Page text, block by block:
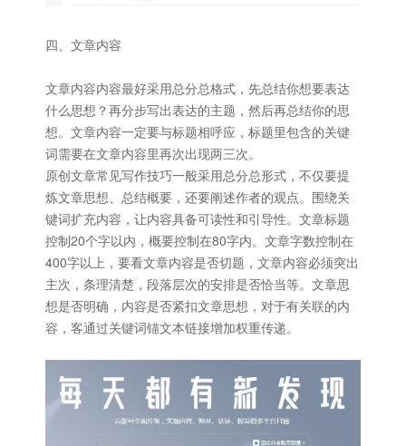
四、文章内容
文章内容内容最好采用总分总格式，先总结你想要表达
什么思想？再分步写出表达的主题，然后再总结你的思
想。文章内容一定要与标题相呼应，标题里包含的关键
词需要在文章内容里再次出现两三次。
原创文章常见写作技巧一般采用总分总形式，不仅要提
炼文章思想、总结概要，还要阐述作者的观点。围绕关
键词扩充内容，让内容具备可读性和引导性。文章标题
控制20个字以内，概要控制在80字内。文章字数控制在
400字以上，要看文章内容是否切题，文章内容必须突出
主次，条理清楚，段落层次的安排是否恰当等。文章思
想是否明确，内容是否紧扣文章思想，对于有关联的内
容，客通过关键词锚文本链接增加权重传递。